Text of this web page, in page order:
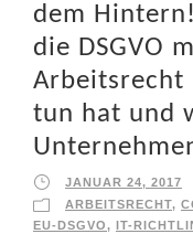
dem
die DSGVO
Arbeitsrecht
tun hat und
JANUAR 24, 2017
ARBEITSRECHT,
EU-DSGVO, IT-